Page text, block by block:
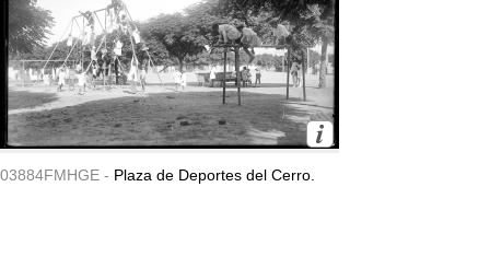
03884FMHGE - Plaza de Deportes del Cerro.